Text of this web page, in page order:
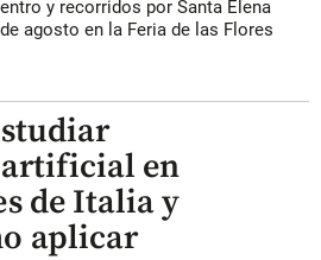
y recorridos por Santa Elena
agosto en la Feria de las Flores
en
de Italia y
aplicar